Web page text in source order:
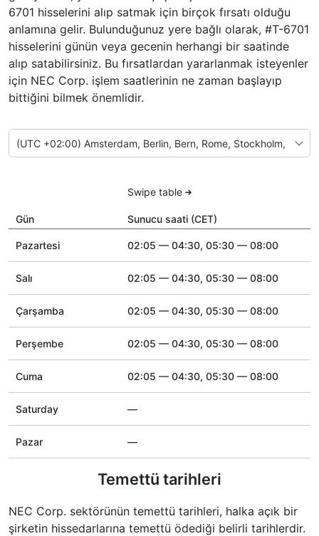
6701 hisselerini alıp satmak için birçok fırsatı olduğu
anlamına gelir. Bulunduğunuz yere bağlı olarak, #T-6701
hisselerini günün veya gecenin herhangi bir saatinde
alıp satabilirsiniz. Bu fırsatlardan yararlanmak isteyenler
için NEC Corp. işlem saatlerinin ne zaman başlayıp
bittiğini bilmek önemlidir.
Swipe table
Gün Sunucu saati (CET)
Pazartesi 02:05 — 04:30, 05:30 — 08:00
Salı 02:05 — 04:30, 05:30 — 08:00
Çarşamba 02:05 — 04:30, 05:30 — 08:00
Perşembe 02:05 — 04:30, 05:30 — 08:00
Cuma 02:05 — 04:30, 05:30 — 08:00
Saturday —
Pazar —
Temettü tarihleri
NEC Corp. sektörünün temettü tarihleri, halka açık bir
şirketin hissedarlarına temettü ödediği belirli tarihlerdir.